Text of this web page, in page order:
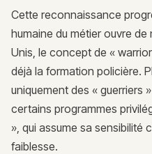
Cette reconnaissance
humaine du métier ouvre
Unis, le concept de «
déjà la formation policière.
uniquement des « guerriers
certains programmes
», qui assume sa sensibilité
faiblesse.